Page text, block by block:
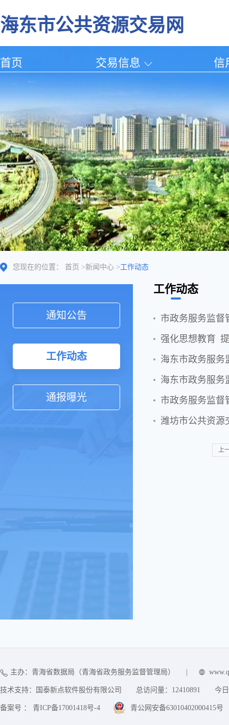
海东市公共资源交易网
首页 交易信息 信
您现在的位置： 首页 >新闻中心 >工作动态
通知公告
工作动态
通报曝光
工作动态
市政务服务监督
强化思想教育
海东市政务服务
海东市政务服务
市政务服务监督
潍坊市公共资源
上
主办：青海省数据局（青海省政务服务监督管理局）
技术支持：国泰新点软件股份有限公司 总访问量： 12410891 今
备案号 ： 青ICP备17001418号-4 青公网安备63010402000415号